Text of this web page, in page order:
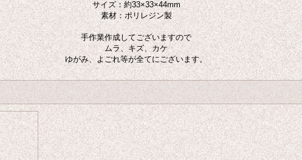
サイズ：約33×33×44mm
素材：ポリレジン製
手作業作成してございますので
ムラ、キズ、カケ
ゆがみ、よごれ等が全てにございます。